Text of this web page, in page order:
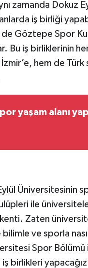
zamanda Dokuz
iş birliği
Göztepe Spor
Bu iş birliklerinin
hem de Türk
yaşam alanı
Üniversitesinin
ile
Zaten
ve sporla nasıl
Spor Bölümü
birlikleri